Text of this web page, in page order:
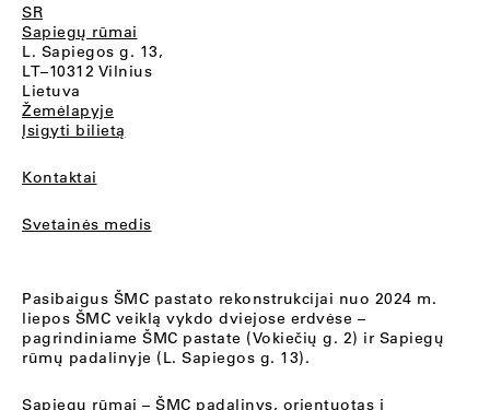
SR
Sapiegų rūmai
L. Sapiegos g. 13,
LT–10312 Vilnius
Lietuva
Žemėlapyje
Įsigyti bilietą
Kontaktai
Svetainės medis
Pasibaigus ŠMC pastato rekonstrukcijai nuo 2024 m.
liepos ŠMC veiklą vykdo dviejose erdvėse –
pagrindiniame ŠMC pastate (Vokiečių g. 2) ir Sapiegų
rūmų padalinyje (L. Sapiegos g. 13).
Sapiegų rūmai – ŠMC padalinys, orientuotas į